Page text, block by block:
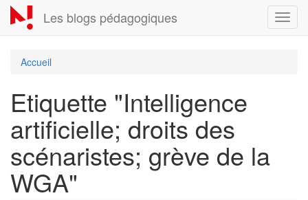
Aller
au
contenu
Les blogs pédagogiques
Accueil
Etiquette "Intelligence
artificielle; droits des
scénaristes; grève de la
WGA"